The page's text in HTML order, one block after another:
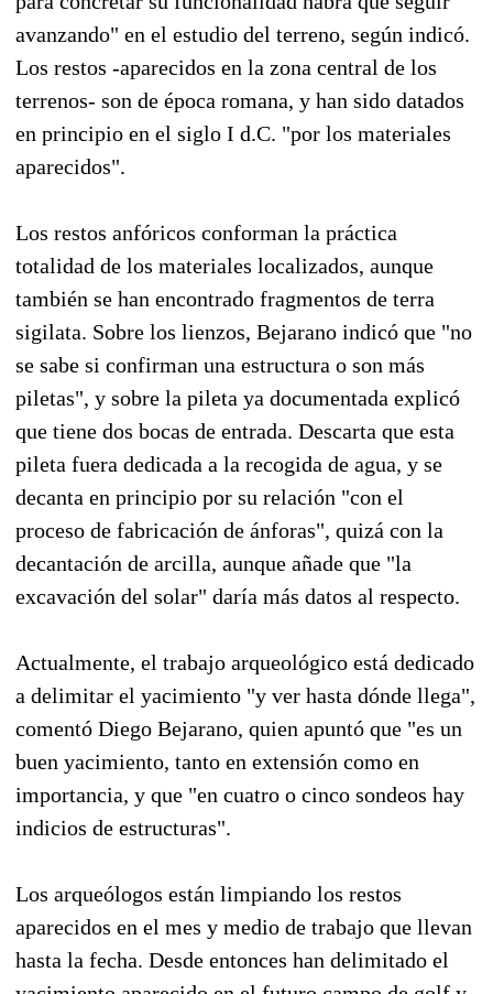
avanzando" en el estudio del terreno, según indicó.
Los restos -aparecidos en la zona central de los
terrenos- son de época romana, y han sido datados
en principio en el siglo I d.C. "por los materiales
aparecidos".
Los restos anfóricos conforman la práctica
totalidad de los materiales localizados, aunque
también se han encontrado fragmentos de terra
sigilata. Sobre los lienzos, Bejarano indicó que "no
se sabe si confirman una estructura o son más
piletas", y sobre la pileta ya documentada explicó
que tiene dos bocas de entrada. Descarta que esta
pileta fuera dedicada a la recogida de agua, y se
decanta en principio por su relación "con el
proceso de fabricación de ánforas", quizá con la
decantación de arcilla, aunque añade que "la
excavación del solar" daría más datos al respecto.
Actualmente, el trabajo arqueológico está dedicado
a delimitar el yacimiento "y ver hasta dónde llega",
comentó Diego Bejarano, quien apuntó que "es un
buen yacimiento, tanto en extensión como en
importancia, y que "en cuatro o cinco sondeos hay
indicios de estructuras".
Los arqueólogos están limpiando los restos
aparecidos en el mes y medio de trabajo que llevan
hasta la fecha. Desde entonces han delimitado el